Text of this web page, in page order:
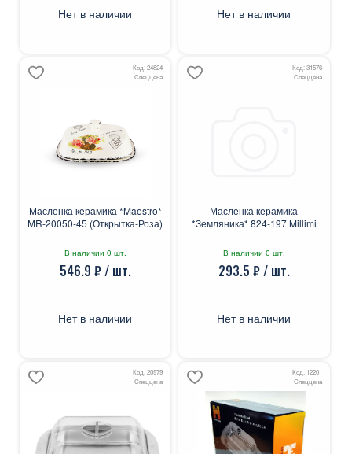
Нет в наличии Нет в наличии
Код: 24824
Спеццена
Масленка керамика *Maestro*
MR-20050-45 (Открытка-Роза)
В наличии 0 шт.
546.9 ₽ / шт.
Нет в наличии
Код: 31576
Спеццена
Масленка керамика
*Земляника* 824-197 Millimi
В наличии 0 шт.
293.5 ₽ / шт.
Нет в наличии
Код: 20979
Спеццена
Код: 12201
Спеццена